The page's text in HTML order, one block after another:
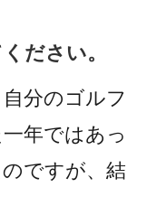
ださい。
分のゴルフ
年ではあっ
ですが、結